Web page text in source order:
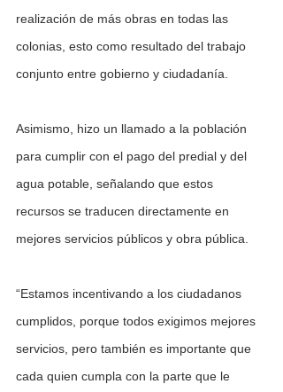
realización de más obras en todas las
colonias, esto como resultado del trabajo
conjunto entre gobierno y ciudadanía.
Asimismo, hizo un llamado a la población
para cumplir con el pago del predial y del
agua potable, señalando que estos
recursos se traducen directamente en
mejores servicios públicos y obra pública.
“Estamos incentivando a los ciudadanos
cumplidos, porque todos exigimos mejores
servicios, pero también es importante que
cada quien cumpla con la parte que le